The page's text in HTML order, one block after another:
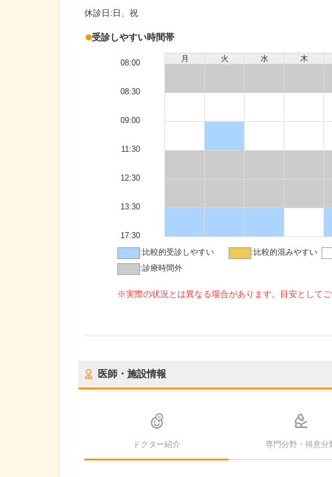
休診日:日、祝
受診しやすい時間帯
月 火 水 木
08:00
08:30
09:00
11:30
12:30
13:30
17:30
: 比較的受診しやすい : 比較的混みやすい
:診療時間外
※実際の状況とは異なる場合があります。目安としてご
医師・施設情報
ドクター紹介 専門分野・得意分